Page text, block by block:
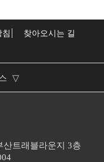
찾아오시는 길
▽
산트래블라운지 3층